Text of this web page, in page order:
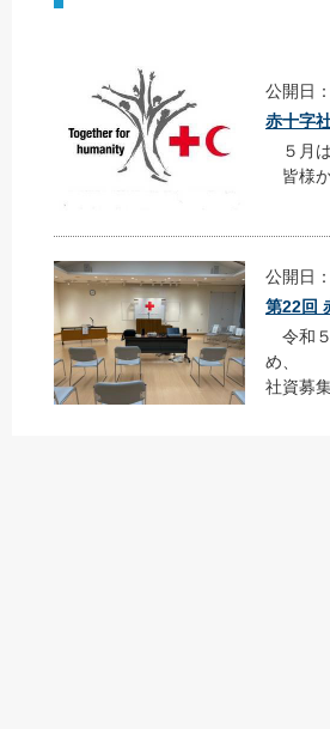
公開日
赤十字
５月は
皆様か
公開日
第22回
令和
め、
社資募集